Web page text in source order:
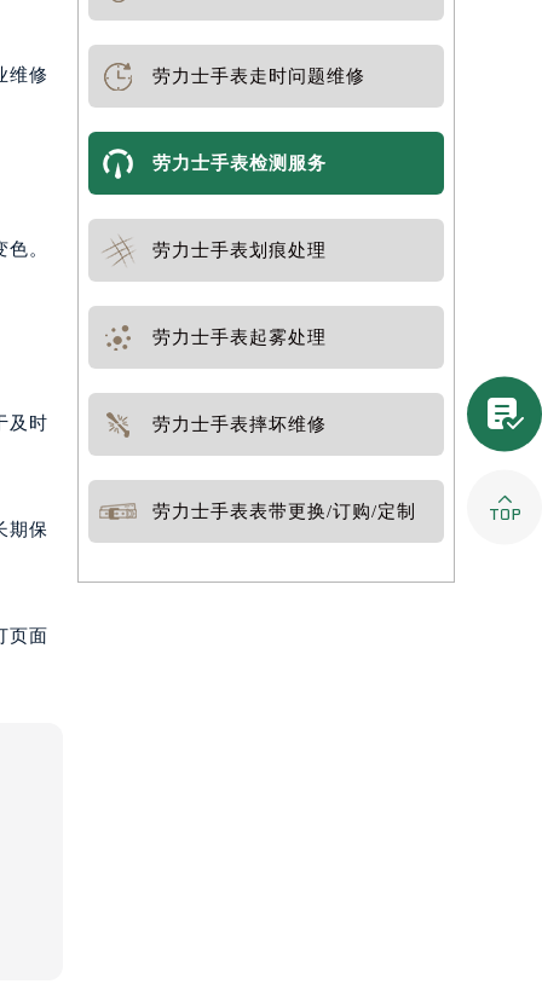
维修
。
及时
期保
页面
劳力士手表走时问题维修
劳力士手表检测服务
劳力士手表划痕处理
劳力士手表起雾处理
劳力士手表摔坏维修
劳力士手表表带更换/订购/定制

